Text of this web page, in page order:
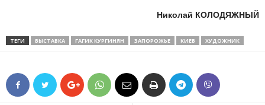
Николай КОЛОДЯЖНЫЙ
ТЕГИ ВЫСТАВКА ГАГИК КУРГИНЯН ЗАПОРОЖЬЕ КИЕВ ХУДОЖНИК